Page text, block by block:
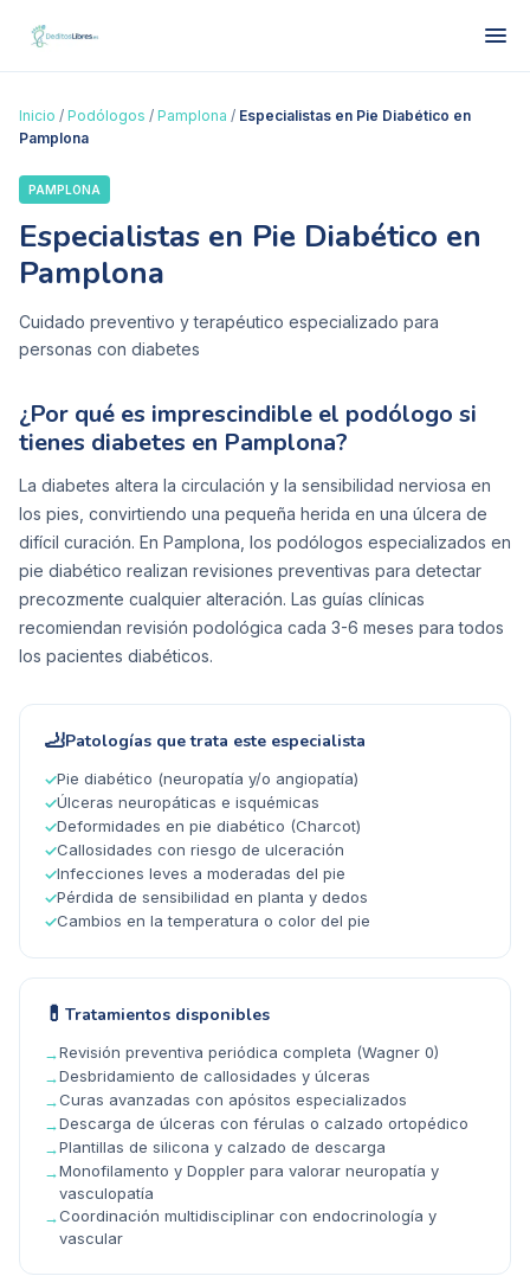
Inicio / Podólogos / Pamplona / Especialistas en Pie Diabético en
Pamplona
PAMPLONA
Especialistas en Pie Diabético en
Pamplona
Cuidado preventivo y terapéutico especializado para
personas con diabetes
¿Por qué es imprescindible el podólogo si
tienes diabetes en Pamplona?
La diabetes altera la circulación y la sensibilidad nerviosa en
los pies, convirtiendo una pequeña herida en una úlcera de
difícil curación. En Pamplona, los podólogos especializados en
pie diabético realizan revisiones preventivas para detectar
precozmente cualquier alteración. Las guías clínicas
recomiendan revisión podológica cada 3-6 meses para todos
los pacientes diabéticos.
🦶Patologías que trata este especialista
✓Pie diabético (neuropatía y/o angiopatía)
✓Úlceras neuropáticas e isquémicas
✓Deformidades en pie diabético (Charcot)
✓Callosidades con riesgo de ulceración
✓Infecciones leves a moderadas del pie
✓Pérdida de sensibilidad en planta y dedos
✓Cambios en la temperatura o color del pie
💊 Tratamientos disponibles
→Revisión preventiva periódica completa (Wagner 0)
→Desbridamiento de callosidades y úlceras
→Curas avanzadas con apósitos especializados
→Descarga de úlceras con férulas o calzado ortopédico
→Plantillas de silicona y calzado de descarga
→Monofilamento y Doppler para valorar neuropatía y
vasculopatía
→Coordinación multidisciplinar con endocrinología y
vascular